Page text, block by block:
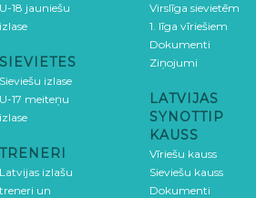
U-18 jauniešu
izlase
SIEVIETES
Sieviešu izlase
U-17 meiteņu
izlase
TRENERI
Latvijas izlašu
treneri un
Virslīga sievietēm
1. līga vīriešiem
Dokumenti
Ziņojumi
LATVIJAS
SYNOTTIP
KAUSS
Vīriešu kauss
Sieviešu kauss
Dokumenti